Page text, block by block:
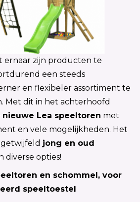
ernaar zijn producten te
een steeds
en flexibeler assortiment te
Met dit in het achterhoofd
nieuwe Lea speeltoren met
en vele mogelijkheden. Het
jong en oud
diverse opties!
en schommel, voor
speeltoestel